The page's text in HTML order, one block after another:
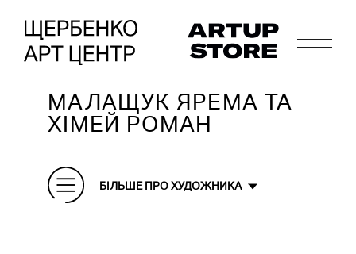
МАЛАЩУК ЯРЕМА ТА
ХІМЕЙ РОМАН
БІЛЬШЕ ПРО ХУДОЖНИКА